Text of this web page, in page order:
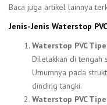
Baca juga artikel lainnya
Jenis-Jenis Waterstop
Waterstop PVC
Diletakkan di tengah
Umumnya pada
dinding tangki.
Waterstop PVC